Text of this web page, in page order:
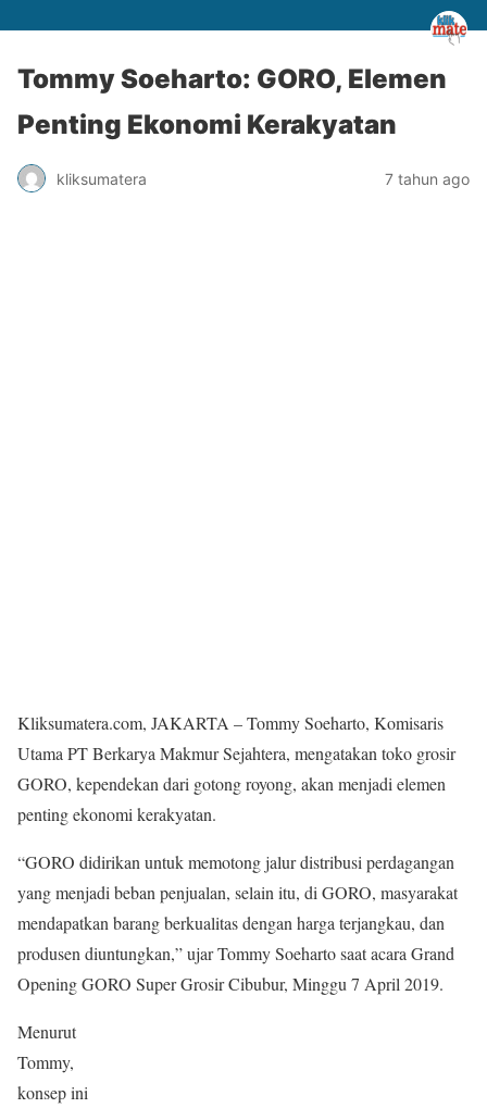
Tommy Soeharto: GORO, Elemen
Penting Ekonomi Kerakyatan
kliksumatera 7 tahun ago
Kliksumatera.com, JAKARTA – Tommy Soeharto, Komisaris
Utama PT Berkarya Makmur Sejahtera, mengatakan toko grosir
GORO, kependekan dari gotong royong, akan menjadi elemen
penting ekonomi kerakyatan.
“GORO didirikan untuk memotong jalur distribusi perdagangan
yang menjadi beban penjualan, selain itu, di GORO, masyarakat
mendapatkan barang berkualitas dengan harga terjangkau, dan
produsen diuntungkan,” ujar Tommy Soeharto saat acara Grand
Opening GORO Super Grosir Cibubur, Minggu 7 April 2019.
Menurut
Tommy,
konsep ini